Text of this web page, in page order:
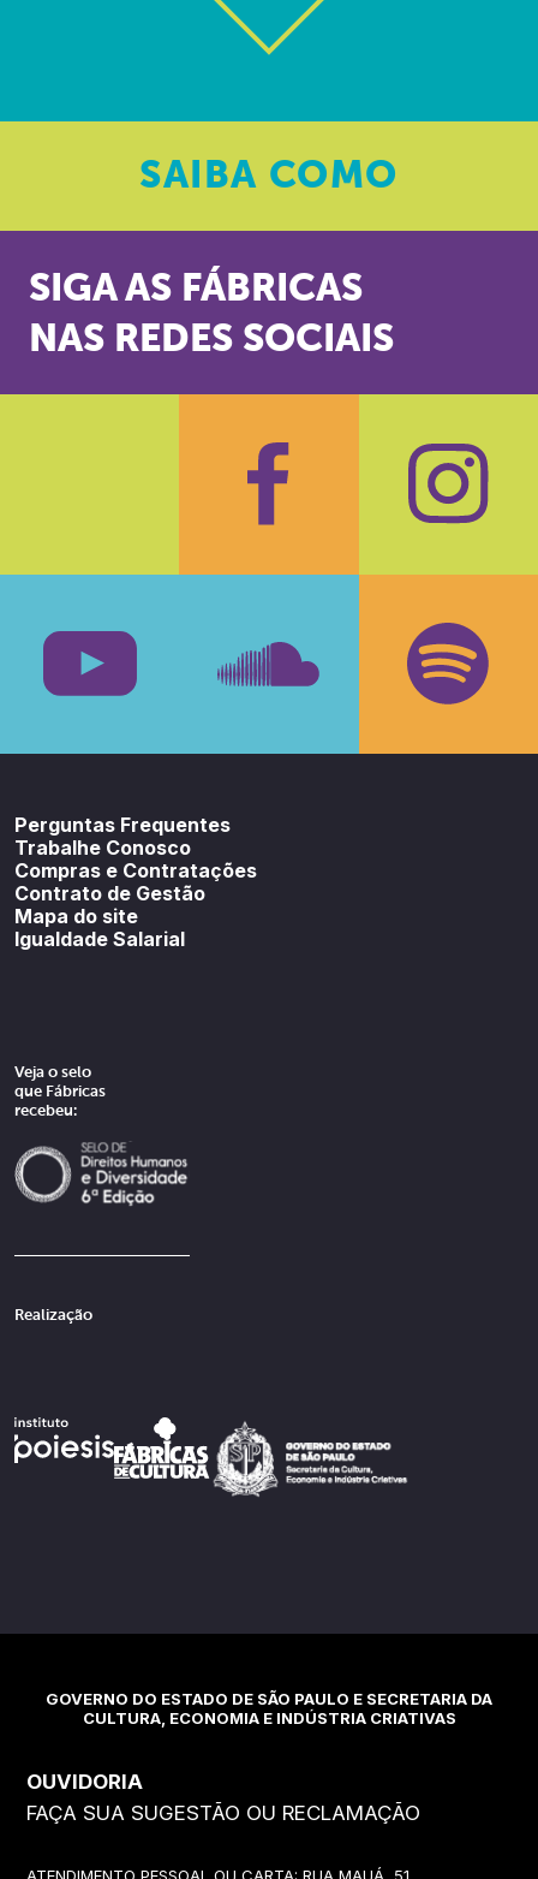
SAIBA COMO
SIGA AS FÁBRICAS
NAS REDES SOCIAIS
Facebook
Perguntas Frequentes
Trabalhe Conosco
Compras e Contratações
Contrato de Gestão
Mapa do site
Igualdade Salarial
Veja o selo
que Fábricas
recebeu:
Realização
GOVERNO DO ESTADO DE SÃO PAULO E SECRETARIA DA
CULTURA, ECONOMIA E INDÚSTRIA CRIATIVAS
OUVIDORIA
FAÇA SUA SUGESTÃO OU RECLAMAÇÃO
ATENDIMENTO PESSOAL OU CARTA: RUA MAUÁ, 51